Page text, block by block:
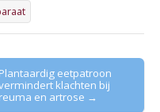
Plantaardig eetpatroon
klachten bij
reuma en artrose →